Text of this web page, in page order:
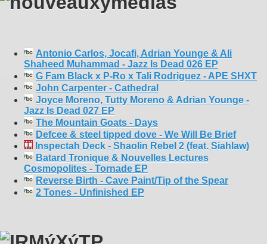
Antonio Carlos, Jocafi, Adrian Younge & Ali
Shaheed Muhammad - Jazz Is Dead 026 EP
G Fam Black x P-Ro x Tali Rodriguez - APE SHXT
John Carpenter - Cathedral
Joyce Moreno, Tutty Moreno & Adrian Younge -
Jazz Is Dead 027 EP
The Mountain Goats - Days
Defcee & steel tipped dove - We Will Be Brief
Inspectah Deck - Shaolin Rebel 2 (feat. Siahlaw)
Batard Tronique & Nouvelles Lectures
Cosmopolites - Tornade EP
Reverse Birth - Cave Paint/Tip of the Spear
2 Tones - Unfinished EP